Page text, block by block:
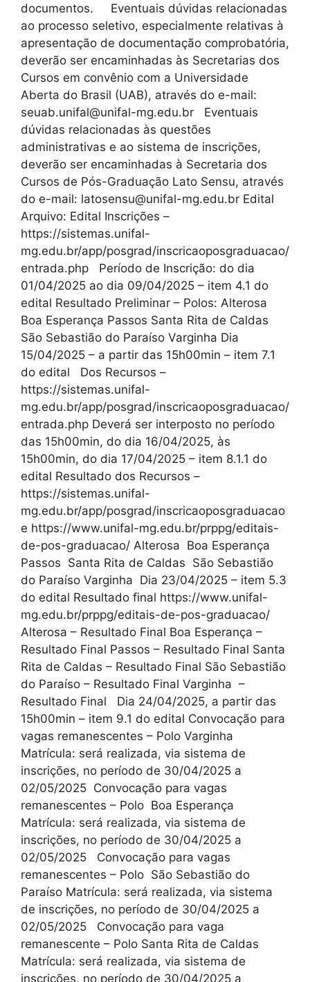
documentos. Eventuais dúvidas relacionadas
ao processo seletivo, especialmente relativas à
apresentação de documentação comprobatória,
deverão ser encaminhadas às Secretarias dos
Cursos em convênio com a Universidade
Aberta do Brasil (UAB), através do e-mail:
seuab.unifal@unifal-mg.edu.br Eventuais
dúvidas relacionadas às questões
administrativas e ao sistema de inscrições,
deverão ser encaminhadas à Secretaria dos
Cursos de Pós-Graduação Lato Sensu, através
do e-mail: latosensu@unifal-mg.edu.br Edital
Arquivo: Edital Inscrições –
https://sistemas.unifal-
mg.edu.br/app/posgrad/inscricaoposgraduacao/
entrada.php Período de Inscrição: do dia
01/04/2025 ao dia 09/04/2025 – item 4.1 do
edital Resultado Preliminar – Polos: Alterosa
Boa Esperança Passos Santa Rita de Caldas
São Sebastião do Paraíso Varginha Dia
15/04/2025 – a partir das 15h00min – item 7.1
do edital Dos Recursos –
https://sistemas.unifal-
mg.edu.br/app/posgrad/inscricaoposgraduacao/
entrada.php Deverá ser interposto no período
das 15h00min, do dia 16/04/2025, às
15h00min, do dia 17/04/2025 – item 8.1.1 do
edital Resultado dos Recursos –
https://sistemas.unifal-
mg.edu.br/app/posgrad/inscricaoposgraduacao
e https://www.unifal-mg.edu.br/prppg/editais-
de-pos-graduacao/ Alterosa Boa Esperança
Passos Santa Rita de Caldas São Sebastião
do Paraíso Varginha Dia 23/04/2025 – item 5.3
do edital Resultado final https://www.unifal-
mg.edu.br/prppg/editais-de-pos-graduacao/
Alterosa – Resultado Final Boa Esperança –
Resultado Final Passos – Resultado Final Santa
Rita de Caldas – Resultado Final São Sebastião
do Paraíso – Resultado Final Varginha –
Resultado Final Dia 24/04/2025, a partir das
15h00min – item 9.1 do edital Convocação para
vagas remanescentes – Polo Varginha
Matrícula: será realizada, via sistema de
inscrições, no período de 30/04/2025 a
02/05/2025 Convocação para vagas
remanescentes – Polo Boa Esperança
Matrícula: será realizada, via sistema de
inscrições, no período de 30/04/2025 a
02/05/2025 Convocação para vagas
remanescentes – Polo São Sebastião do
Paraíso Matrícula: será realizada, via sistema
de inscrições, no período de 30/04/2025 a
02/05/2025 Convocação para vaga
remanescente – Polo Santa Rita de Caldas
Matrícula: será realizada, via sistema de
inscrições, no período de 30/04/2025 a